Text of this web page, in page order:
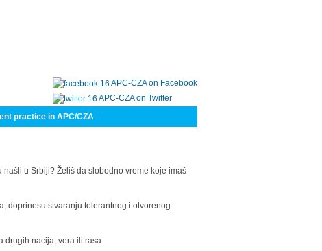
APC-CZA on Facebook
APC-CZA on Twitter
practice in APC/CZA
u Srbiji? Želiš da slobodno vreme koje imaš
doprinesu stvaranju tolerantnog i otvorenog
drugih nacija, vera ili rasa.